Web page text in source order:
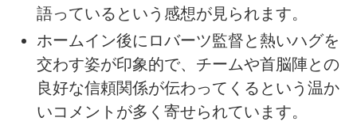
語っているという感想が見られます。
ホームイン後にロバーツ監督と熱いハグを
交わす姿が印象的で、チームや首脳陣との
良好な信頼関係が伝わってくるという温か
いコメントが多く寄せられています。